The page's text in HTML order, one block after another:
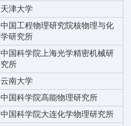
天津大学
中国工程物理研究院核物理与化
学研究所
中国科学院上海光学精密机械研
究所
云南大学
中国科学院高能物理研究所
中国科学院大连化学物理研究所